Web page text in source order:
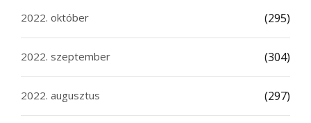
2022. október (295)
2022. szeptember (304)
2022. augusztus (297)